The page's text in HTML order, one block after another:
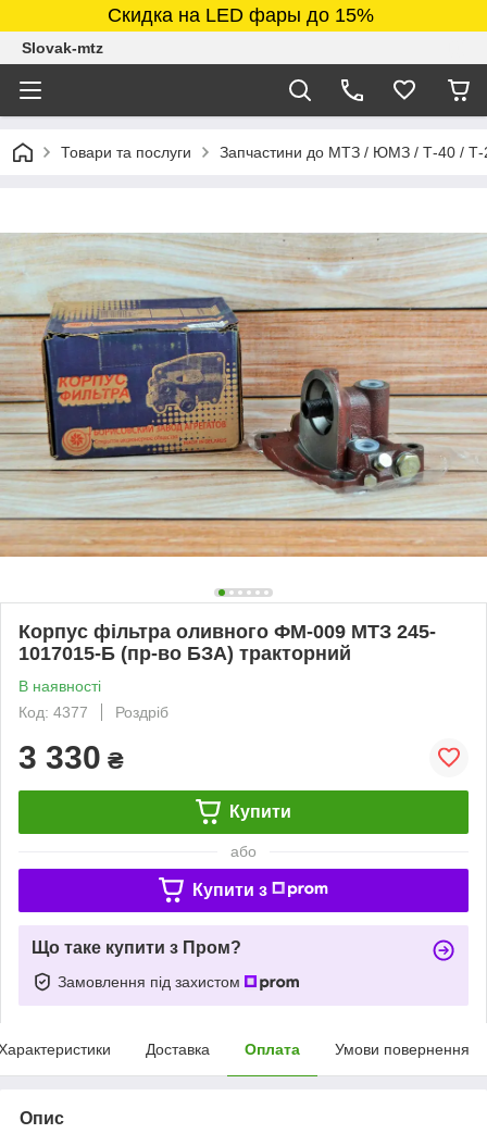
Скидка на LED фары до 15%
Slovak-mtz
Товари та послуги Запчастини до МТЗ / ЮМЗ / Т-40 /
Корпус фільтра оливного ФМ-009 МТЗ 245-
1017015-Б (пр-во БЗА) тракторний
В наявності
Код: 4377
Роздріб
3 330 ₴
Купити
або
Купити з
Що таке купити з Пром?
Замовлення під захистом
Доставка Оплата Умови повернення
Опис